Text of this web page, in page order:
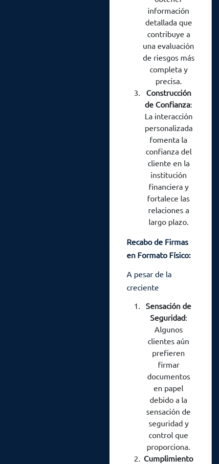
conjunto para crear
un enfoque
completo y exitoso
para la gestión de
préstamos en el
contexto financiero
de Colombia.
desarrollada son:
información
detallada que
contribuye a
una evaluación
de riesgos más
completa y
precisa.
Construcción
de Confianza:
La interacción
personalizada
fomenta la
confianza del
cliente en la
institución
financiera y
fortalece las
relaciones a
largo plazo.
Recabo de Firmas
en Formato Físico:
Toque Personal
A pesar de la
creciente
recabo de firmas
en formato físico
sigue siendo
relevante en el
proceso de
préstamos. Este
enfoque permite
un toque personal
en una era cada
vez más
automatizada.
Algunos aspectos
Sensación de
Seguridad:
Algunos
clientes aún
prefieren
firmar
documentos
en papel
debido a la
sensación de
seguridad y
control que
proporciona.
Cumplimiento